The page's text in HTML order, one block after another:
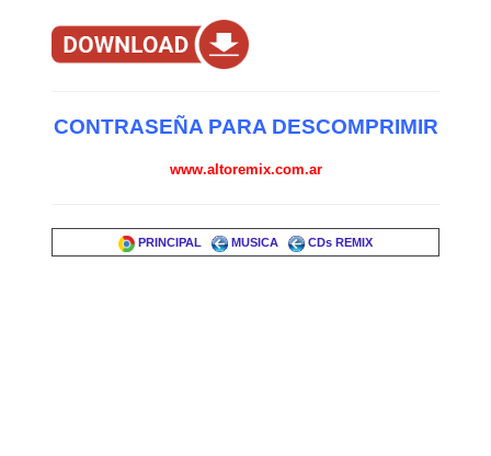
CONTRASEÑA PARA DESCOMPRIMIR
www.altoremix.com.ar
PRINCIPAL MUSICA CDs REMIX